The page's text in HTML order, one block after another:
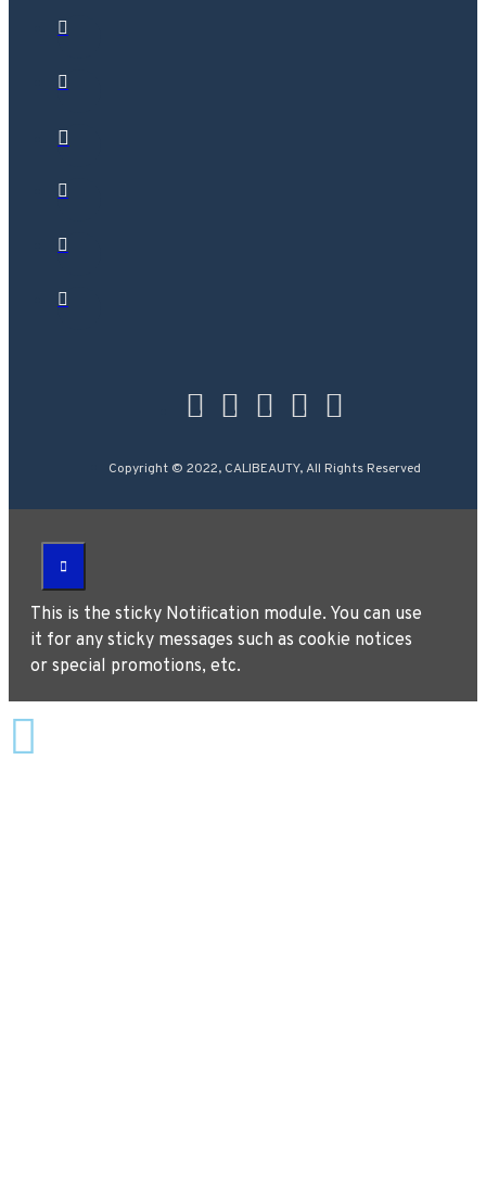
Copyright © 2022, CALIBEAUTY, All Rights Reserved
This is the sticky Notification module. You can use
it for any sticky messages such as cookie notices
or special promotions, etc.